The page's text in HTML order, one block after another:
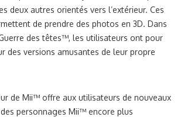
deux autres orientés vers l’extérieur. Ces
de prendre des photos en 3D. Dans
des têtes™, les utilisateurs ont pour
des versions amusantes de leur propre
de Mii™ offre aux utilisateurs de nouveaux
personnages Mii™ encore plus